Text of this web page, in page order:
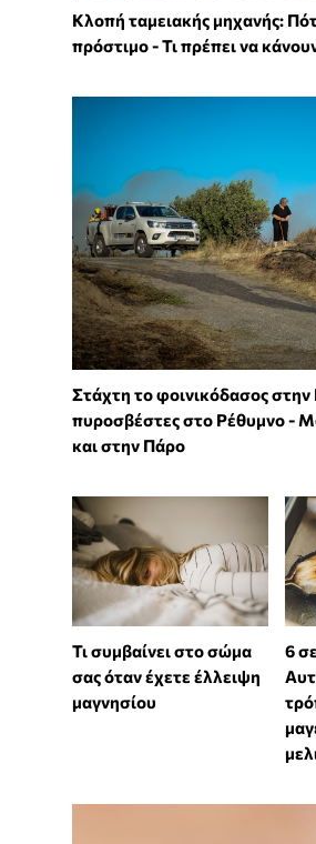
Κλοπή ταμειακής μηχανής:
πρόστιμο - Τι πρέπει να
Στάχτη το φοινικόδασος
πυροσβέστες στο Ρέθυμνο -
και στην Πάρο
Τι συμβαίνει στο σώμα
σας όταν έχετε έλλειψη
μαγνησίου
6